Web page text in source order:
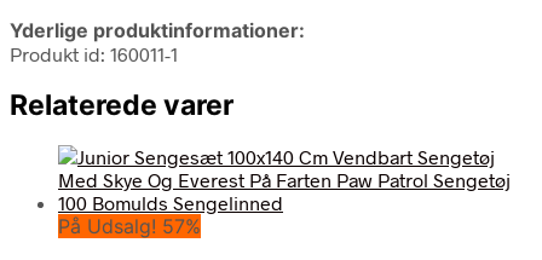
Yderlige produktinformationer:
Produkt id: 160011-1
Relaterede varer
På Udsalg! 57%